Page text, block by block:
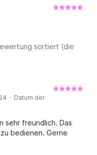
sortiert (die
· Datum der
sehr freundlich. Das
bedienen. Gerne